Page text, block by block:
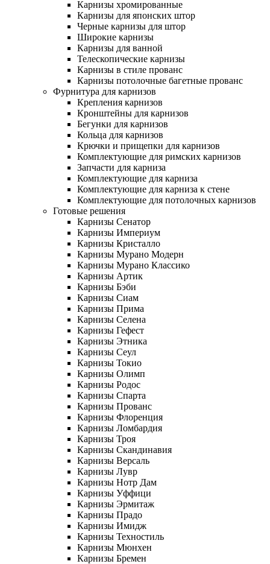
Карнизы хромированные
Карнизы для японских штор
Черные карнизы для штор
Широкие карнизы
Карнизы для ванной
Телескопические карнизы
Карнизы в стиле прованс
Карнизы потолочные багетные прованс
Фурнитура для карнизов
Крепления карнизов
Кронштейны для карнизов
Бегунки для карнизов
Кольца для карнизов
Крючки и прищепки для карнизов
Комплектующие для римских карнизов
Запчасти для карниза
Комплектующие для карниза
Комплектующие для карниза к стене
Комплектующие для потолочных карнизов
Готовые решения
Карнизы Сенатор
Карнизы Империум
Карнизы Кристалло
Карнизы Мурано Модерн
Карнизы Мурано Классико
Карнизы Артик
Карнизы Бэби
Карнизы Сиам
Карнизы Прима
Карнизы Селена
Карнизы Гефест
Карнизы Этника
Карнизы Сеул
Карнизы Токио
Карнизы Олимп
Карнизы Родос
Карнизы Спарта
Карнизы Прованс
Карнизы Флоренция
Карнизы Ломбардия
Карнизы Троя
Карнизы Скандинавия
Карнизы Версаль
Карнизы Лувр
Карнизы Нотр Дам
Карнизы Уффици
Карнизы Эрмитаж
Карнизы Прадо
Карнизы Имидж
Карнизы Техностиль
Карнизы Мюнхен
Карнизы Бремен